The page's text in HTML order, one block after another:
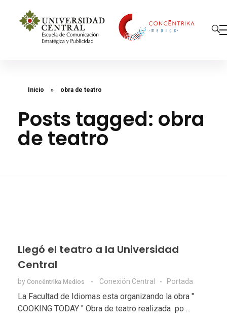
Inicio » obra de teatro
Posts tagged: obra
de teatro
Llegó el teatro a la Universidad
Central
by Concéntrika Medios Conexión Central Portada
La Facultad de Idiomas esta organizando la obra "
COOKING TODAY " Obra de teatro realizada po ...